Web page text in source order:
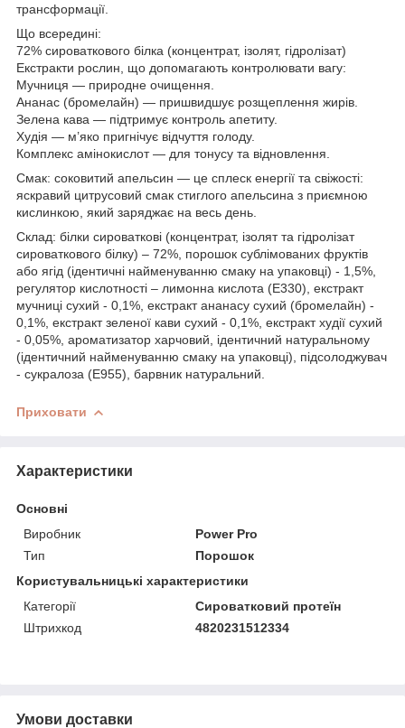
трансформації.
Що всередині:
72% сироваткового білка (концентрат, ізолят, гідролізат)
Екстракти рослин, що допомагають контролювати вагу:
Мучниця — природне очищення.
Ананас (бромелайн) — пришвидшує розщеплення жирів.
Зелена кава — підтримує контроль апетиту.
Худія — м’яко пригнічує відчуття голоду.
Комплекс амінокислот — для тонусу та відновлення.
Смак: соковитий апельсин — це сплеск енергії та свіжості:
яскравий цитрусовий смак стиглого апельсина з приємною
кислинкою, який заряджає на весь день.
Склад: білки сироваткові (концентрат, ізолят та гідролізат
сироваткового білку) – 72%, порошок сублімованих фруктів
або ягід (ідентичні найменуванню смаку на упаковці) - 1,5%,
регулятор кислотності – лимонна кислота (Е330), екстракт
мучниці сухий - 0,1%, екстракт ананасу сухий (бромелайн) -
0,1%, екстракт зеленої кави сухий - 0,1%, екстракт худії сухий
- 0,05%, ароматизатор харчовий, ідентичний натуральному
(ідентичний найменуванню смаку на упаковці), підсолоджувач
- сукралоза (Е955), барвник натуральний.
Приховати
Характеристики
Основні
Виробник
Power Pro
Тип
Порошок
Користувальницькі характеристики
Категорії
Сироватковий протеїн
Штрихкод
4820231512334
Умови доставки